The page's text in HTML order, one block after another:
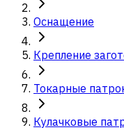
Оснащение
Крепление
Токарные
Кулачковые